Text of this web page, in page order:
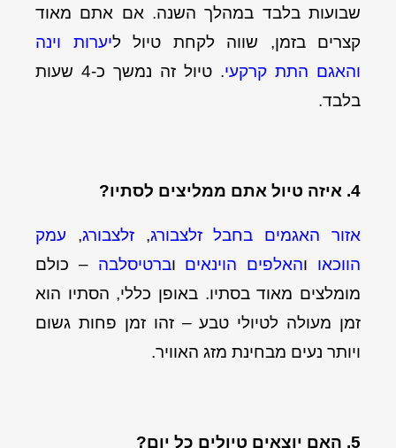
שבועות בלבד במהלך השנה. אם אתם מאוד
קצרים בזמן, שווה לקחת טיול ליערות וינה
והאגם התת קרקעי
. טיול זה נמשך כ-4 שעות
בלבד.
4. איזה טיול אתם ממליצים לסתיו?
אזור האגמים בחבל זלצבורג,זלצבורג, עמק
הווכאו והאלפים הוינאים וברטיסלבה – כולם
מומלצים מאוד בסתיו. באופן כללי, הסתיו הוא
זמן מעולה לטיולי טבע – זהו זמן פחות גשום
ויותר נעים מבחינת מזג האוויר.
5. האם יוצאים טיולים כל יום?